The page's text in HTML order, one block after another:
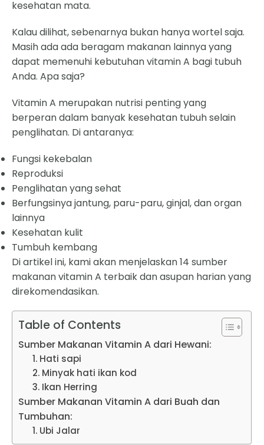
kesehatan mata.
Kalau dilihat, sebenarnya bukan hanya wortel saja.
Masih ada ada beragam makanan lainnya yang
dapat memenuhi kebutuhan vitamin A bagi tubuh
Anda. Apa saja?
Vitamin A merupakan nutrisi penting yang
berperan dalam banyak kesehatan tubuh selain
penglihatan. Di antaranya:
Fungsi kekebalan
Reproduksi
Penglihatan yang sehat
Berfungsinya jantung, paru-paru, ginjal, dan organ
lainnya
Kesehatan kulit
Tumbuh kembang
Di artikel ini, kami akan menjelaskan 14 sumber
makanan vitamin A terbaik dan asupan harian yang
direkomendasikan.
Table of Contents
Sumber Makanan Vitamin A dari Hewani:
1. Hati sapi
2. Minyak hati ikan kod
3. Ikan Herring
Sumber Makanan Vitamin A dari Buah dan
Tumbuhan:
1. Ubi Jalar